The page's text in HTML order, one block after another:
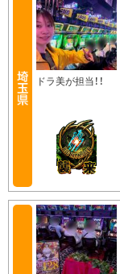
ドラ美が担当！！